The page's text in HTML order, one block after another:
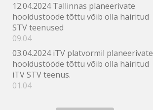
12.04.2024 Tallinnas planeerivate
hooldustööde tõttu võib olla häiritud
STV teenused
09.04
03.04.2024 iTV platvormil planeerivate
hooldustööde tõttu võib olla häiritud
iTV STV teenus.
01.04